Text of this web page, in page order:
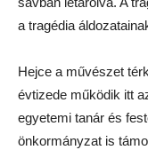
a tragédia
Hejce a művészet
évtizede működik itt
egyetemi tanár és
önkormányzat is